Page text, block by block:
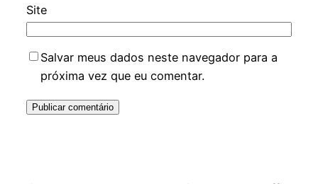
Site
Salvar meus dados neste navegador para a
próxima vez que eu comentar.